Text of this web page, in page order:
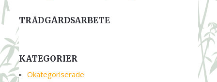
TRÄDGÅRDSARBETE
KATEGORIER
Okategoriserade